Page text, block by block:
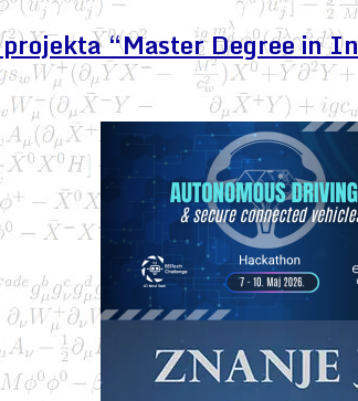
“Master Degree in